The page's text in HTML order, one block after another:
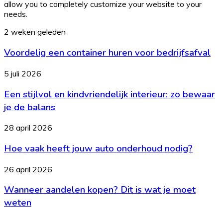
allow you to completely customize your website to your
needs.
Voordelig
container
voor
bedrijfsafval
2 weken geleden
Voordelig een container huren voor bedrijfsafval
Een
en
kindvriendelijk
interieur:
bewaar
de
5 juli 2026
Een stijlvol en kindvriendelijk interieur: zo bewaar
je de balans
Hoe
heeft
auto
onderhoud
nodig?
28 april 2026
Hoe vaak heeft jouw auto onderhoud nodig?
Wanneer
kopen?
is
26 april 2026
Wanneer aandelen kopen? Dit is wat je moet
weten